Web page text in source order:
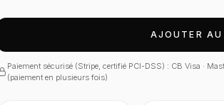
AJOUTER AU
Paiement sécurisé (Stripe, certifié PCI-DSS) : CB Visa ·
(paiement en plusieurs fois)